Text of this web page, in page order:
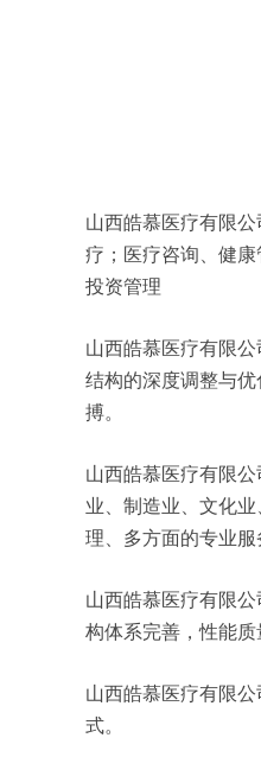
山西皓慕医疗有限
疗；医疗咨询、健
投资管理
山西皓慕医疗有限
结构的深度调整与
搏。
山西皓慕医疗有限
业、制造业、文化
理、多方面的专业服
山西皓慕医疗有限
构体系完善，性能质
山西皓慕医疗有限
式。